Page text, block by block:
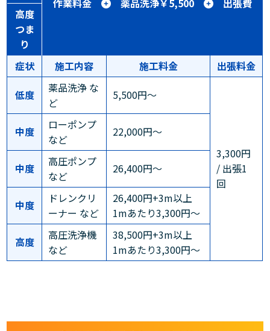
作業料金 薬品洗浄￥5,500 出張費
高度
つま
り
症状
施工内容 施工料金
出張料金
低度
薬品洗浄 な
ど
5,500円～
3,300円
/ 出張1
回
中度
ローポンプ
など
22,000円～
中度
高圧ポンプ
など
26,400円～
中度
ドレンクリ
ーナー など
26,400円+3m以上
1mあたり3,300円～
高度
高圧洗浄機
など
38,500円+3m以上
1mあたり3,300円～